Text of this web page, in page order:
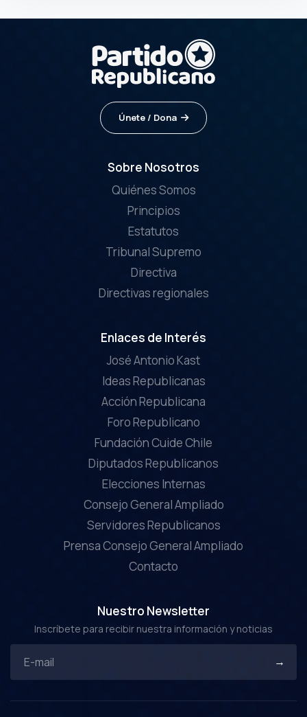
Únete / Dona
Sobre Nosotros
Quiénes Somos
Principios
Estatutos
Tribunal Supremo
Directiva
Directivas regionales
Enlaces de Interés
José Antonio Kast
Ideas Republicanas
Acción Republicana
Foro Republicano
Fundación Cuide Chile
Diputados Republicanos
Elecciones Internas
Consejo General Ampliado
Servidores Republicanos
Prensa Consejo General Ampliado
Contacto
Nuestro Newsletter
Inscríbete para recibir nuestra información y noticias